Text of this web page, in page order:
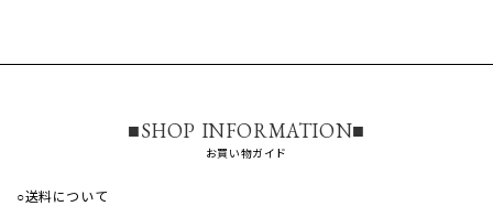
■SHOP INFORMATION■
お買い物ガイド
○送料について